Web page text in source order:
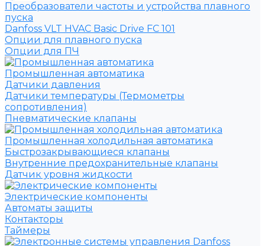
Преобразователи частоты и устройства плавного
пуска
Danfoss VLT HVAC Basic Drive FC 101
Опции для плавного пуска
Опции для ПЧ
Промышленная автоматика
Датчики давления
Датчики температуры (Термометры
сопротивления)
Пневматические клапаны
Промышленная холодильная автоматика
Быстрозакрывающиеся клапаны
Внутренние предохранительные клапаны
Датчик уровня жидкости
Электрические компоненты
Автоматы защиты
Контакторы
Таймеры